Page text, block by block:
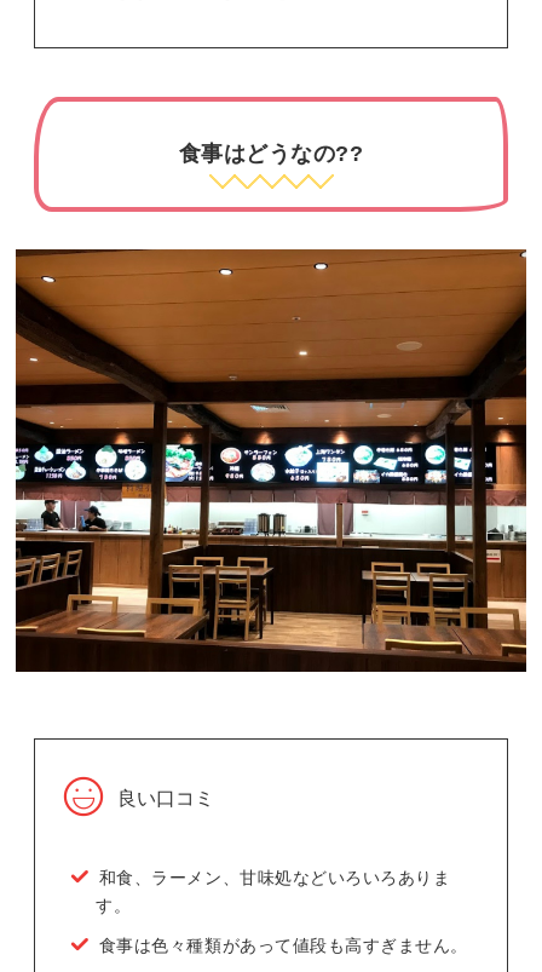
食事はどうなの??
良い口コミ
和食、ラーメン、甘味処などいろいろありま
す。
食事は色々種類があって値段も高すぎません。